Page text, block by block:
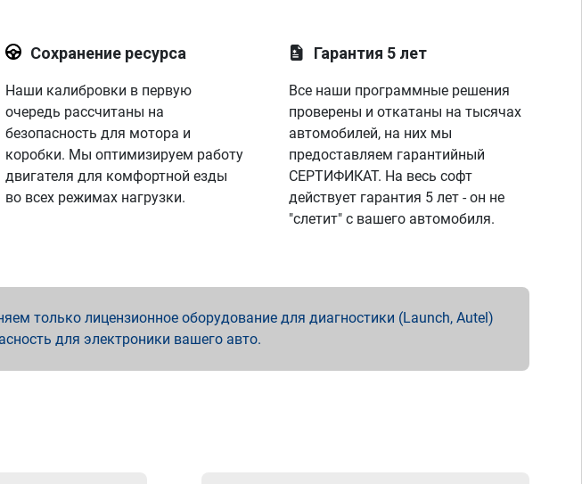
Сохранение ресурса
Наши калибровки в первую
очередь рассчитаны на
безопасность для мотора и
коробки. Мы оптимизируем работу
двигателя для комфортной езды
во всех режимах нагрузки.
Гарантия 5 лет
Все наши программные решения
проверены и откатаны на тысячах
автомобилей, на них мы
предоставляем гарантийный
СЕРТИФИКАТ. На весь софт
действует гарантия 5 лет - он не
"слетит" с вашего автомобиля.
только лицензионное оборудование для диагностики (Launch, Autel)
для электроники вашего авто.